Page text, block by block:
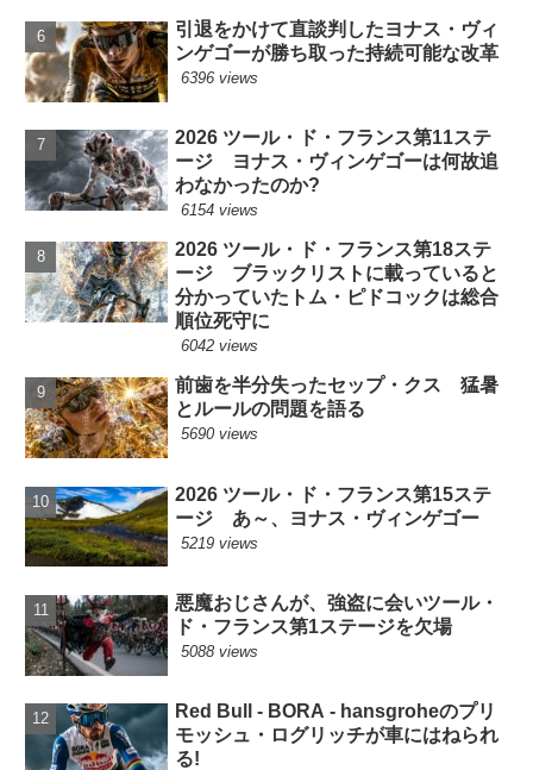
引退をかけて直談判したヨナス・ヴィ
ンゲゴーが勝ち取った持続可能な改革
6396 views
2026 ツール・ド・フランス第11ステ
ージ ヨナス・ヴィンゲゴーは何故追
わなかったのか?
6154 views
2026 ツール・ド・フランス第18ステ
ージ ブラックリストに載っていると
分かっていたトム・ピドコックは総合
順位死守に
6042 views
前歯を半分失ったセップ・クス 猛暑
とルールの問題を語る
5690 views
2026 ツール・ド・フランス第15ステ
ージ あ～、ヨナス・ヴィンゲゴー
5219 views
悪魔おじさんが、強盗に会いツール・
ド・フランス第1ステージを欠場
5088 views
Red Bull - BORA - hansgroheのプリ
モッシュ・ログリッチが車にはねられ
る!